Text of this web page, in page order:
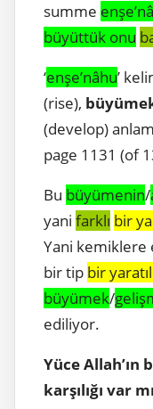
summe
büyüttük onu
‘enşe’nâhu
(rise),
(develop)
page 1131 (of
Bu büyümenin/
yani farklı bir
Yani kemiklere
bir tip bir
büyümek/
ediliyor.
Yüce
karşılığı var